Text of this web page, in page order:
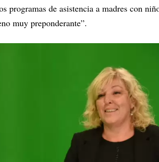
programas de asistencia a madres con
muy preponderante”.